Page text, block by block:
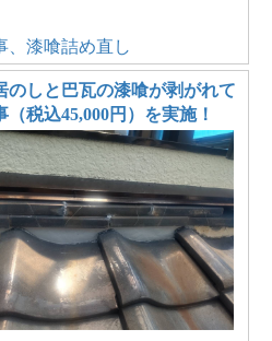
、漆喰詰め直し
のしと巴瓦の漆喰が剥がれて
税込45,000円）を実施！